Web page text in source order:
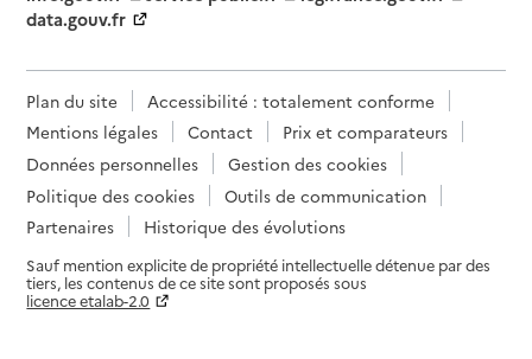
data.gouv.fr
Plan du site
Accessibilité : totalement conforme
Mentions légales
Contact
Prix et comparateurs
Données personnelles
Gestion des cookies
Politique des cookies
Outils de communication
Partenaires
Historique des évolutions
Sauf mention explicite de propriété intellectuelle détenue par des
tiers, les contenus de ce site sont proposés sous
licence etalab-2.0